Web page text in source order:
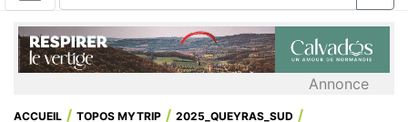
Annonce
ACCUEIL TOPOS MYTRIP
2025_QUEYRAS_SUD